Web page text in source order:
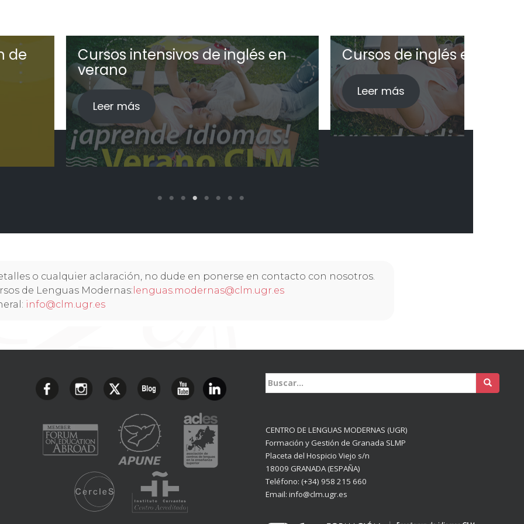
intensivos de inglés en Cursos de inglés en verano
Leer más
o cualquier aclaración, no dude en ponerse en contacto con nosotros.
de Lenguas Modernas: lenguas.modernas@clm.ugr.es
info@clm.ugr.es
Buscar:
CENTRO DE LENGUAS MODERNAS (UGR)
Formación y Gestión de Granada SLMP
Placeta del Hospicio Viejo s/n
18009 GRANADA (ESPAÑA)
Teléfono: (+34) 958 215 660
Email: info@clm.ugr.es